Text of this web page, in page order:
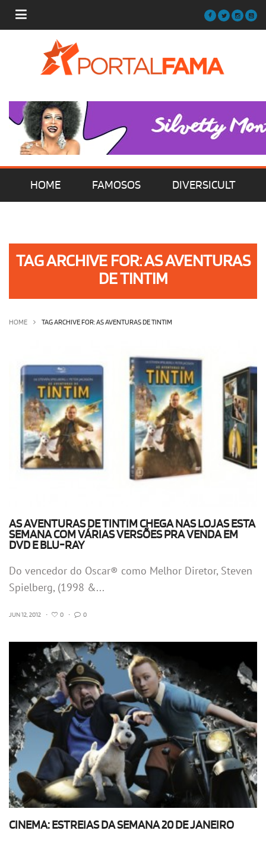
HOME FAMOSOS DIVERSICULT
OLHA ISSO! EU QUERO!
TAG ARCHIVE FOR: AS AVENTURAS
DE TINTIM
HOME TAG ARCHIVE FOR: AS AVENTURAS DE TINTIM
AS AVENTURAS DE TINTIM CHEGA NAS LOJAS ESTA
SEMANA COM VÁRIAS VERSÕES PRA VENDA EM
DVD E BLU-RAY
Do vencedor do Oscar® como Melhor Diretor, Steven
Spielberg, (1998 &...
JUN 12, 2012 • 0 • 0
CINEMA: ESTREIAS DA SEMANA 20 DE JANEIRO